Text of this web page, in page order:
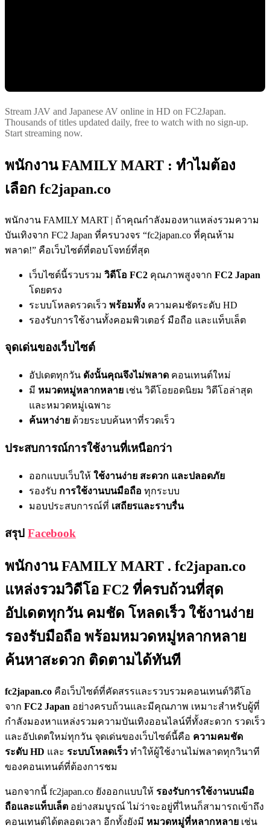
Stream JAV and Japanese AV online in HD on FC2Japan.
Thousands of titles updated daily, free to watch with no sign-up.
Start streaming now.
พนักงาน FAMILY MART : ทำไมต้อง
เลือก fc2japan.co
พนักงาน FAMILY MART | ถ้าคุณกำลังมองหาแหล่งรวมความ
บันเทิงจาก FC2 Japan ที่ครบวงจร “fc2japan.co ที่คุณห้าม
พลาด!” คือเว็บไซต์ที่ตอบโจทย์ที่สุด
เว็บไซต์นี้รวบรวม วิดีโอ FC2 คุณภาพสูงจาก FC2 Japan
โดยตรง
ระบบโหลดรวดเร็ว พร้อมทั้ง ความคมชัดระดับ HD
รองรับการใช้งานทั้งคอมพิวเตอร์ มือถือ และแท็บเล็ต
จุดเด่นของเว็บไซต์
อัปเดตทุกวัน ดังนั้นคุณจึงไม่พลาด คอนเทนต์ใหม่
มี หมวดหมู่หลากหลาย เช่น วิดีโอยอดนิยม วิดีโอล่าสุด
และหมวดหมู่เฉพาะ
ค้นหาง่าย ด้วยระบบค้นหาที่รวดเร็ว
ประสบการณ์การใช้งานที่เหนือกว่า
ออกแบบเว็บให้ ใช้งานง่าย สะดวก และปลอดภัย
รองรับ การใช้งานบนมือถือ ทุกระบบ
มอบประสบการณ์ที่ เสถียรและราบรื่น
สรุป Facebook
พนักงาน FAMILY MART . fc2japan.co
แหล่งรวมวิดีโอ FC2 ที่ครบถ้วนที่สุด
อัปเดตทุกวัน คมชัด โหลดเร็ว ใช้งานง่าย
รองรับมือถือ พร้อมหมวดหมู่หลากหลาย
ค้นหาสะดวก ติดตามได้ทันที
fc2japan.co คือเว็บไซต์ที่คัดสรรและรวบรวมคอนเทนต์วิดีโอ
จาก FC2 Japan อย่างครบถ้วนและมีคุณภาพ เหมาะสำหรับผู้ที่
กำลังมองหาแหล่งรวมความบันเทิงออนไลน์ที่ทั้งสะดวก รวดเร็ว
และอัปเดตใหม่ทุกวัน จุดเด่นของเว็บไซต์นี้คือ ความคมชัด
ระดับ HD และ ระบบโหลดเร็ว ทำให้ผู้ใช้งานไม่พลาดทุกวินาที
ของคอนเทนต์ที่ต้องการชม
นอกจากนี้ fc2japan.co ยังออกแบบให้ รองรับการใช้งานบนมือ
ถือและแท็บเล็ต อย่างสมบูรณ์ ไม่ว่าจะอยู่ที่ไหนก็สามารถเข้าถึง
คอนเทนต์ได้ตลอดเวลา อีกทั้งยังมี หมวดหมู่ที่หลากหลาย เช่น